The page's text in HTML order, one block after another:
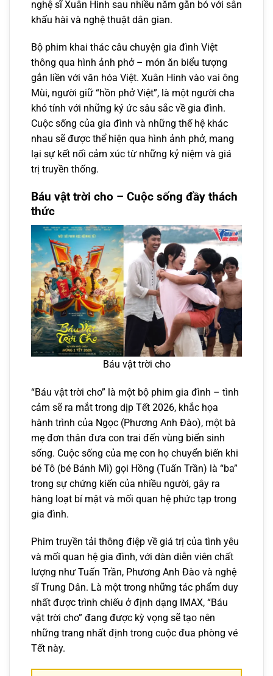
nghệ sĩ Xuân Hinh sau nhiều năm gắn bó với sân
khấu hài và nghệ thuật dân gian.
Bộ phim khai thác câu chuyện gia đình Việt
thông qua hình ảnh phở – món ăn biểu tượng
gắn liền với văn hóa Việt. Xuân Hinh vào vai ông
Mùi, người giữ “hồn phở Việt”, là một người cha
khó tính với những ký ức sâu sắc về gia đình.
Cuộc sống của gia đình và những thế hệ khác
nhau sẽ được thể hiện qua hình ảnh phở, mang
lại sự kết nối cảm xúc từ những kỷ niệm và giá
trị truyền thống.
Báu vật trời cho – Cuộc sống đầy thách
thức
Báu vật trời cho
“Báu vật trời cho” là một bộ phim gia đình – tình
cảm sẽ ra mắt trong dịp Tết 2026, khắc họa
hành trình của Ngọc (Phương Anh Đào), một bà
mẹ đơn thân đưa con trai đến vùng biển sinh
sống. Cuộc sống của mẹ con họ chuyển biến khi
bé Tô (bé Bánh Mì) gọi Hồng (Tuấn Trần) là “ba”
trong sự chứng kiến của nhiều người, gây ra
hàng loạt bí mật và mối quan hệ phức tạp trong
gia đình.
Phim truyền tải thông điệp về giá trị của tình yêu
và mối quan hệ gia đình, với dàn diễn viên chất
lượng như Tuấn Trần, Phương Anh Đào và nghệ
sĩ Trung Dân. Là một trong những tác phẩm duy
nhất được trình chiếu ở định dạng IMAX, “Báu
vật trời cho” đang được kỳ vọng sẽ tạo nên
những trang nhất định trong cuộc đua phòng vé
Tết này.